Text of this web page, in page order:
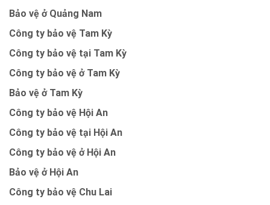
Bảo vệ ở Quảng Nam
Công ty bảo vệ Tam Kỳ
Công ty bảo vệ tại Tam Kỳ
Công ty bảo vệ ở Tam Kỳ
Bảo vệ ở Tam Kỳ
Công ty bảo vệ Hội An
Công ty bảo vệ tại Hội An
Công ty bảo vệ ở Hội An
Bảo vệ ở Hội An
Công ty bảo vệ Chu Lai